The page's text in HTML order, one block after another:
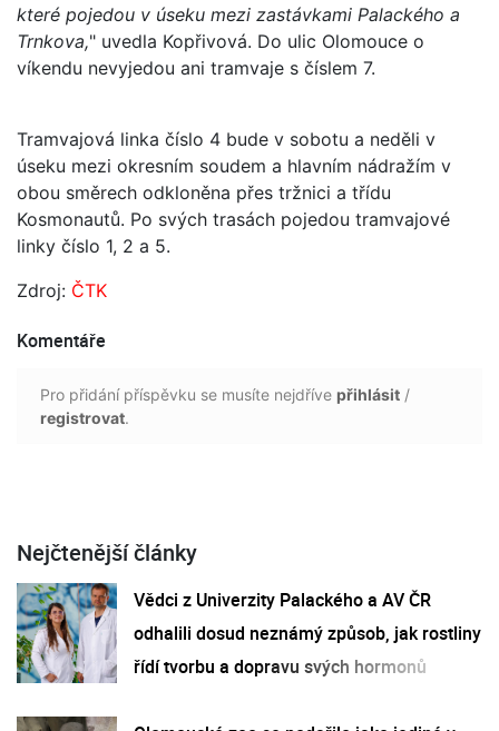
které pojedou v úseku mezi zastávkami Palackého a
Trnkova," uvedla Kopřivová. Do ulic Olomouce o
víkendu nevyjedou ani tramvaje s číslem 7.
Tramvajová linka číslo 4 bude v sobotu a neděli v
úseku mezi okresním soudem a hlavním nádražím v
obou směrech odkloněna přes tržnici a třídu
Kosmonautů. Po svých trasách pojedou tramvajové
linky číslo 1, 2 a 5.
Zdroj: ČTK
Komentáře
Pro přidání příspěvku se musíte nejdříve přihlásit /
registrovat.
Nejčtenější články
Vědci z Univerzity Palackého a AV ČR
odhalili dosud neznámý způsob, jak rostliny
řídí tvorbu a dopravu svých hormonů